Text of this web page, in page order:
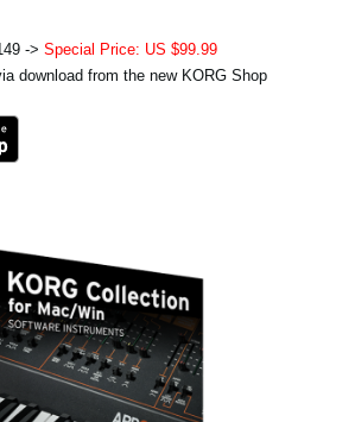
-> Special Price: US $99.99
download from the new KORG Shop